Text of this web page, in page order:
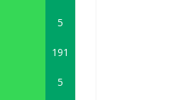
5
191
5